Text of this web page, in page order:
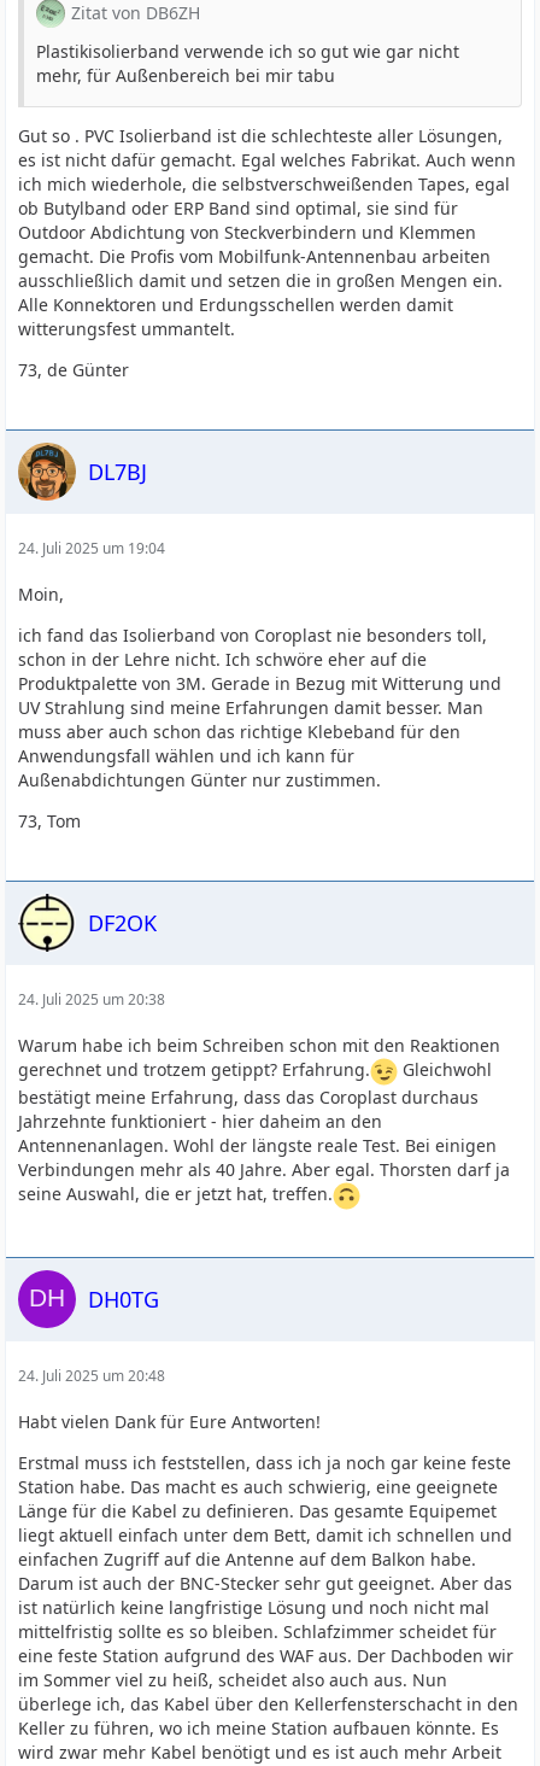
Zitat von DB6ZH
Plastikisolierband verwende ich so gut wie gar nicht
mehr, für Außenbereich bei mir tabu
Gut so . PVC Isolierband ist die schlechteste aller Lösungen,
es ist nicht dafür gemacht. Egal welches Fabrikat. Auch wenn
ich mich wiederhole, die selbstverschweißenden Tapes, egal
ob Butylband oder ERP Band sind optimal, sie sind für
Outdoor Abdichtung von Steckverbindern und Klemmen
gemacht. Die Profis vom Mobilfunk-Antennenbau arbeiten
ausschließlich damit und setzen die in großen Mengen ein.
Alle Konnektoren und Erdungsschellen werden damit
witterungsfest ummantelt.
73, de Günter
DL7BJ
24. Juli 2025 um 19:04
Moin,
ich fand das Isolierband von Coroplast nie besonders toll,
schon in der Lehre nicht. Ich schwöre eher auf die
Produktpalette von 3M. Gerade in Bezug mit Witterung und
UV Strahlung sind meine Erfahrungen damit besser. Man
muss aber auch schon das richtige Klebeband für den
Anwendungsfall wählen und ich kann für
Außenabdichtungen Günter nur zustimmen.
73, Tom
DF2OK
24. Juli 2025 um 20:38
Warum habe ich beim Schreiben schon mit den Reaktionen
gerechnet und trotzem getippt? Erfahrung.
Gleichwohl
bestätigt meine Erfahrung, dass das Coroplast durchaus
Jahrzehnte funktioniert - hier daheim an den
Antennenanlagen. Wohl der längste reale Test. Bei einigen
Verbindungen mehr als 40 Jahre. Aber egal. Thorsten darf ja
seine Auswahl, die er jetzt hat, treffen.
DH0TG
24. Juli 2025 um 20:48
Habt vielen Dank für Eure Antworten!
Erstmal muss ich feststellen, dass ich ja noch gar keine feste
Station habe. Das macht es auch schwierig, eine geeignete
Länge für die Kabel zu definieren. Das gesamte Equipemet
liegt aktuell einfach unter dem Bett, damit ich schnellen und
einfachen Zugriff auf die Antenne auf dem Balkon habe.
Darum ist auch der BNC-Stecker sehr gut geeignet. Aber das
ist natürlich keine langfristige Lösung und noch nicht mal
mittelfristig sollte es so bleiben. Schlafzimmer scheidet für
eine feste Station aufgrund des WAF aus. Der Dachboden wir
im Sommer viel zu heiß, scheidet also auch aus. Nun
überlege ich, das Kabel über den Kellerfensterschacht in den
Keller zu führen, wo ich meine Station aufbauen könnte. Es
wird zwar mehr Kabel benötigt und es ist auch mehr Arbeit